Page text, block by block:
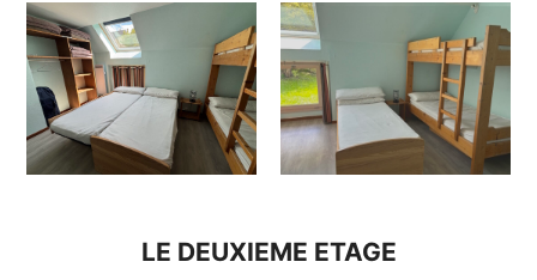
LE DEUXIEME ETAGE